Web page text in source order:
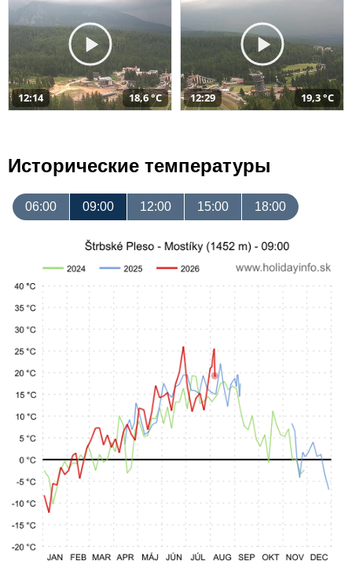
12:14 18,6 °C 12:29 19,3 °C
Исторические температуры
06:00 09:00 12:00 15:00 18:00